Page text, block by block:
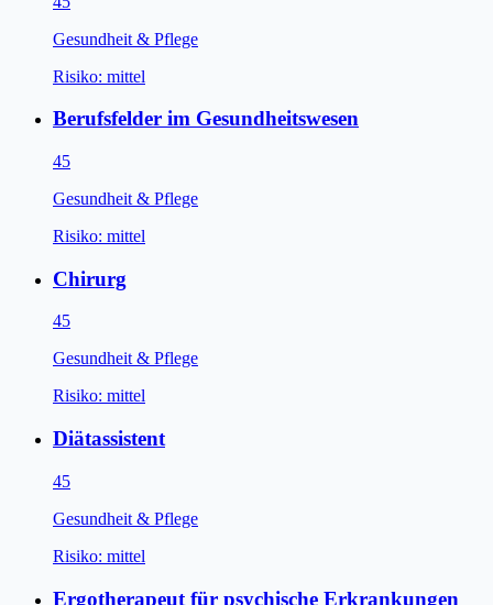
Gesundheit & Pflege
Risiko: mittel
Berufsfelder im Gesundheitswesen
45
Gesundheit & Pflege
Risiko: mittel
Chirurg
45
Gesundheit & Pflege
Risiko: mittel
Diätassistent
45
Gesundheit & Pflege
Risiko: mittel
Ergotherapeut für psychische Erkrankungen